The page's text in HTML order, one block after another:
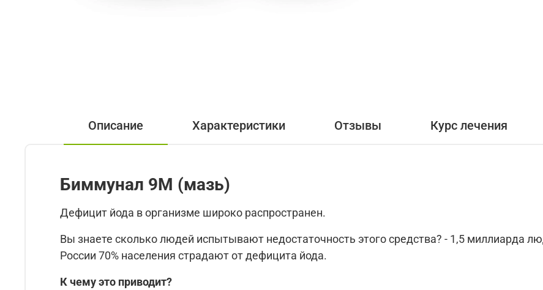
Описание Характеристики Отзывы Курс лечения
Биммунал 9М (мазь)
Дефицит йода в организме широко распространен.
Вы знаете сколько людей испытывают недостаточность этого средства? - 1,5 миллиарда
России 70% населения страдают от дефицита йода.
К чему это приводит?